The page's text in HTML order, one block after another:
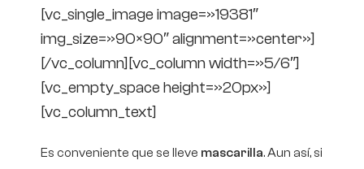
[vc_single_image image=»19381″
img_size=»90×90″ alignment=»center»]
[/vc_column][vc_column width=»5/6″]
[vc_empty_space height=»20px»]
[vc_column_text]
Es conveniente que se lleve mascarilla. Aun así, si